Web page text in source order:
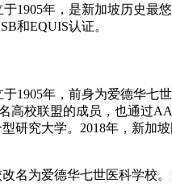
1905年，是新加坡历史
和EQUIS认证。
1905年，前身为爱德华
校联盟的成员，也通过
究大学。2018年，新加
名为爱德华七世医科学校